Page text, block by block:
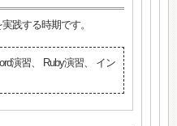
践する時期です。
演習、 Ruby演習、 イン